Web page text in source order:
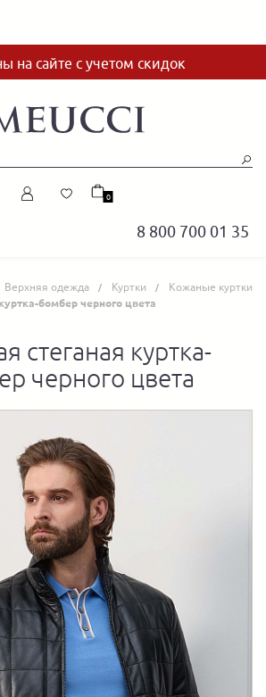
на сайте с учетом скидок
8 800 700 01 35
0
Верхняя одежда Куртки Кожаные куртки
бомбер черного цвета
стеганая куртка-
черного цвета